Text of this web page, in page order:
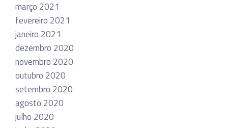
março 2021
fevereiro 2021
janeiro 2021
dezembro 2020
novembro 2020
outubro 2020
setembro 2020
agosto 2020
julho 2020